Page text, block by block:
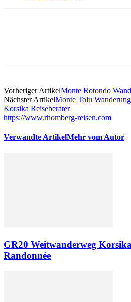
Vorheriger ArtikelMonte Rotondo
Nächster ArtikelMonte Tolu
Korsika Reiseberater
https://www.rhomberg-reisen.com
Verwandte ArtikelMehr vom Autor
GR20 Weitwanderweg
Randonnée